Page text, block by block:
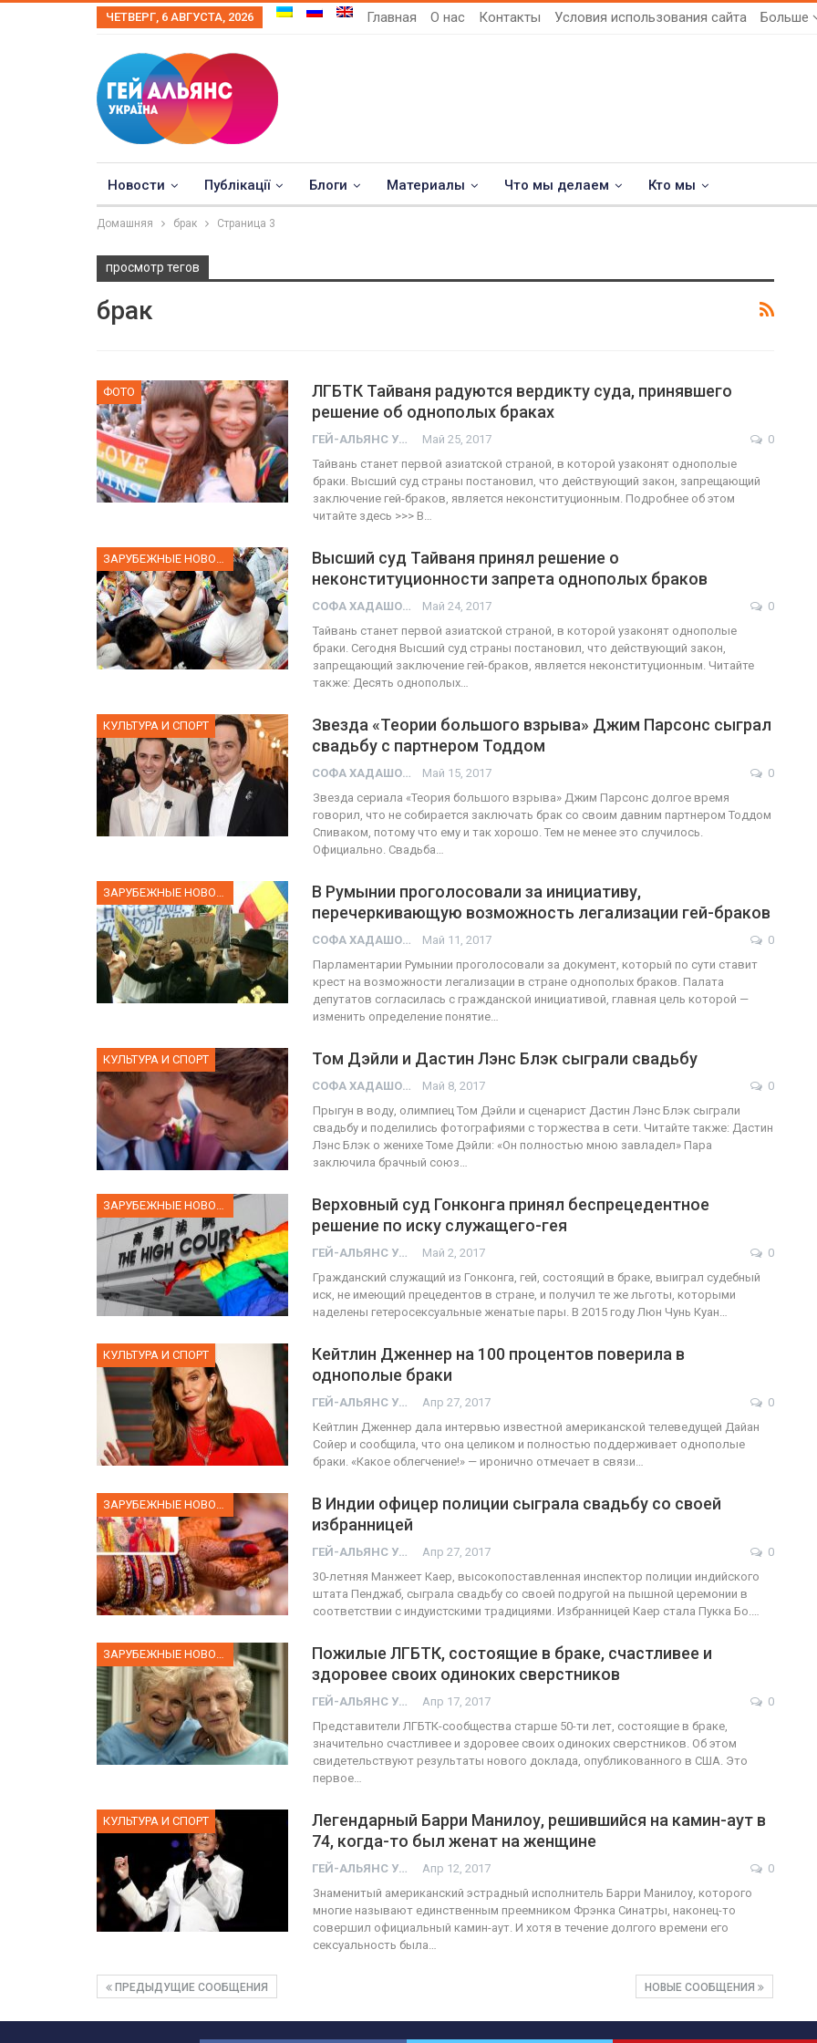
ЧЕТВЕРГ, 6 АВГУСТА, 2026 Главная О нас Контакты Условия использования сайта Больше
Новости Публікації Блоги Материалы Что мы делаем Кто мы
Домашняя брак Страница 3
просмотр тегов
брак
ФОТО
ЛГБТК Тайваня радуются вердикту суда, принявшего
решение об однополых браках
ГЕЙ-АЛЬЯНС УКРАИНА Май 25, 2017
0
Тайвань станет первой азиатской страной, в которой узаконят однополые
браки. Высший суд страны постановил, что действующий закон, запрещающий
заключение гей-браков, является неконституционным. Подробнее об этом
читайте здесь >>> В…
Высший суд Тайваня принял решение о
неконституционности запрета однополых браков
СОФА ХАДАШОТ Май 24, 2017
0
Тайвань станет первой азиатской страной, в которой узаконят однополые
браки. Сегодня Высший суд страны постановил, что действующий закон,
запрещающий заключение гей-браков, является неконституционным. Читайте
также: Десять однополых…
КУЛЬТУРА И СПОРТ
Звезда «Теории большого взрыва» Джим Парсонс сыграл
свадьбу с партнером Тоддом
СОФА ХАДАШОТ Май 15, 2017
0
Звезда сериала «Теория большого взрыва» Джим Парсонс долгое время
говорил, что не собирается заключать брак со своим давним партнером Тоддом
Спиваком, потому что ему и так хорошо. Тем не менее это случилось.
Официально. Свадьба…
В Румынии проголосовали за инициативу,
перечеркивающую возможность легализации гей-браков
СОФА ХАДАШОТ Май 11, 2017
0
Парламентарии Румынии проголосовали за документ, который по сути ставит
крест на возможности легализации в стране однополых браков. Палата
депутатов согласилась с гражданской инициативой, главная цель которой —
изменить определение понятие…
КУЛЬТУРА И СПОРТ Том Дэйли и Дастин Лэнс Блэк сыграли свадьбу
СОФА ХАДАШОТ Май 8, 2017
0
Прыгун в воду, олимпиец Том Дэйли и сценарист Дастин Лэнс Блэк сыграли
свадьбу и поделились фотографиями с торжества в сети. Читайте также: Дастин
Лэнс Блэк о женихе Томе Дэйли: «Он полностью мною завладел» Пара
заключила брачный союз…
Верховный суд Гонконга принял беспрецедентное
решение по иску служащего-гея
ГЕЙ-АЛЬЯНС УКРАИНА Май 2, 2017
0
Гражданский служащий из Гонконга, гей, состоящий в браке, выиграл судебный
иск, не имеющий прецедентов в стране, и получил те же льготы, которыми
наделены гетеросексуальные женатые пары. В 2015 году Люн Чунь Куан…
КУЛЬТУРА И СПОРТ
Кейтлин Дженнер на 100 процентов поверила в
однополые браки
ГЕЙ-АЛЬЯНС УКРАИНА Апр 27, 2017
0
Кейтлин Дженнер дала интервью известной американской телеведущей Дайан
Сойер и сообщила, что она целиком и полностью поддерживает однополые
браки. «Какое облегчение!» — иронично отмечает в связи…
В Индии офицер полиции сыграла свадьбу со своей
избранницей
ГЕЙ-АЛЬЯНС УКРАИНА Апр 27, 2017
0
30-летняя Манжеет Каер, высокопоставленная инспектор полиции индийского
штата Пенджаб, сыграла свадьбу со своей подругой на пышной церемонии в
соответствии с индуистскими традициями. Избранницей Каер стала Пукка Бо.…
Пожилые ЛГБТК, состоящие в браке, счастливее и
здоровее своих одиноких сверстников
ГЕЙ-АЛЬЯНС УКРАИНА Апр 17, 2017
0
Представители ЛГБТК-сообщества старше 50-ти лет, состоящие в браке,
значительно счастливее и здоровее своих одиноких сверстников. Об этом
свидетельствуют результаты нового доклада, опубликованного в США. Это
первое…
КУЛЬТУРА И СПОРТ
Легендарный Барри Манилоу, решившийся на камин-аут в
74, когда-то был женат на женщине
ГЕЙ-АЛЬЯНС УКРАИНА Апр 12, 2017
0
Знаменитый американский эстрадный исполнитель Барри Манилоу, которого
многие называют единственным преемником Фрэнка Синатры, наконец-то
совершил официальный камин-аут. И хотя в течение долгого времени его
сексуальность была…
ПРЕДЫДУЩИЕ СООБЩЕНИЯ НОВЫЕ СООБЩЕНИЯ
собрал 200
0
ФОТО
Военнослужащие-трансгендеры
ГЕЙ-АЛЬЯНС УКРАИНА Июл 27, 2017 0
ФОТО
В Берлине отпраздновали